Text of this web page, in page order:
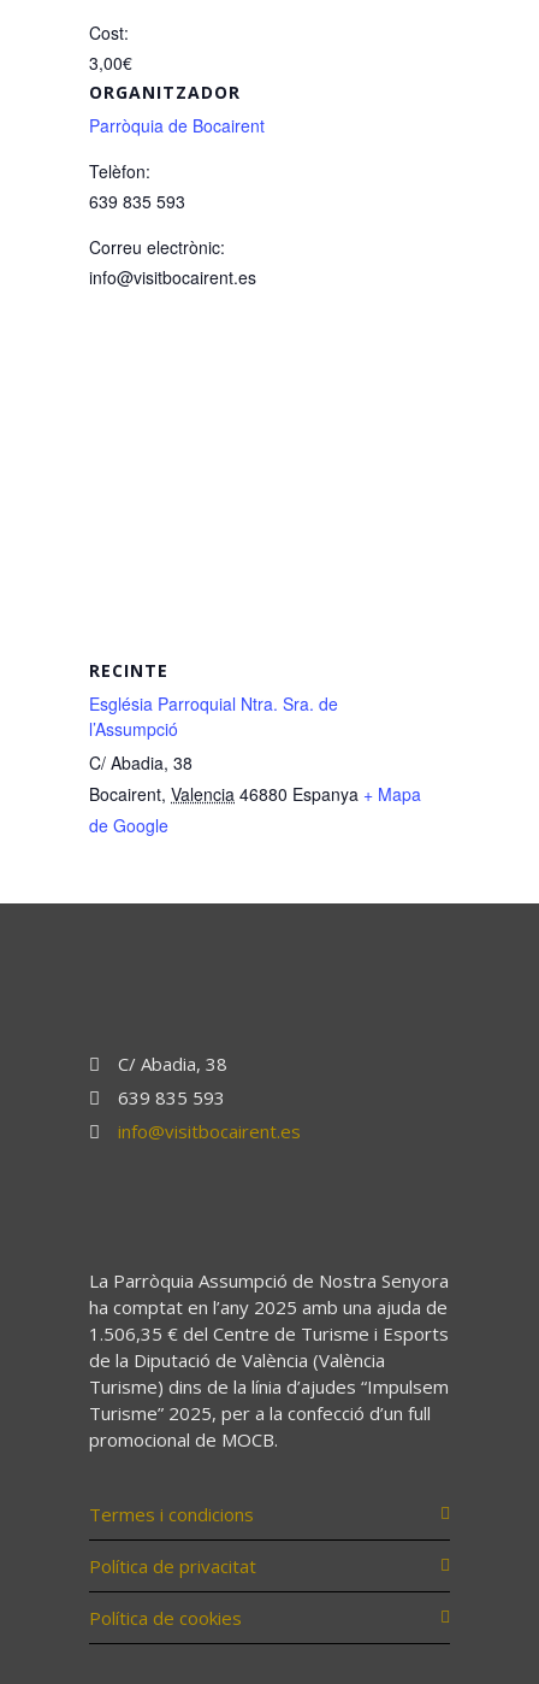
Cost:
3,00€
ORGANITZADOR
Parròquia de Bocairent
Telèfon:
639 835 593
Correu electrònic:
info@visitbocairent.es
RECINTE
Església Parroquial Ntra. Sra. de
l’Assumpció
C/ Abadia, 38
Bocairent, Valencia 46880 Espanya + Mapa
de Google
C/ Abadia, 38
639 835 593
info@visitbocairent.es
La Parròquia Assumpció de Nostra Senyora
ha comptat en l’any 2025 amb una ajuda de
1.506,35 € del Centre de Turisme i Esports
de la Diputació de València (València
Turisme) dins de la línia d’ajudes “Impulsem
Turisme” 2025, per a la confecció d’un full
promocional de MOCB.
Termes i condicions
Política de privacitat
Política de cookies